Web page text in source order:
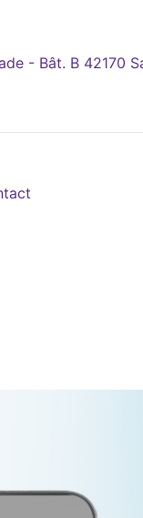
- Bât. B 42170